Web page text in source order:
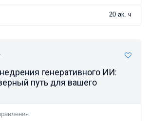
20 ак. ч
генеративного ИИ:
путь для вашего